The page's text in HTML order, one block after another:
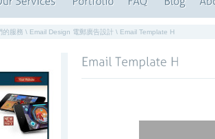
的服務 \ Email Design 電郵廣告設計 \ Email Template H